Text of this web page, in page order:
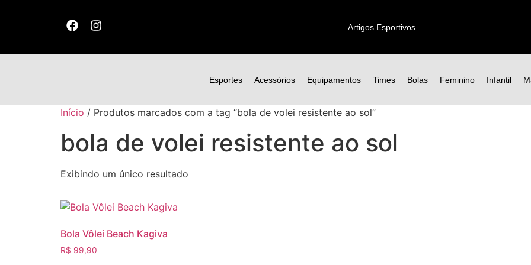
Artigos Esportivos
Esportes Acessórios Equipamentos Times Bolas Feminino Infantil
Início / Produtos marcados com a tag “bola de volei resistente ao sol”
bola de volei resistente ao sol
Exibindo um único resultado
Bola Vôlei Beach Kagiva
R$ 99,90